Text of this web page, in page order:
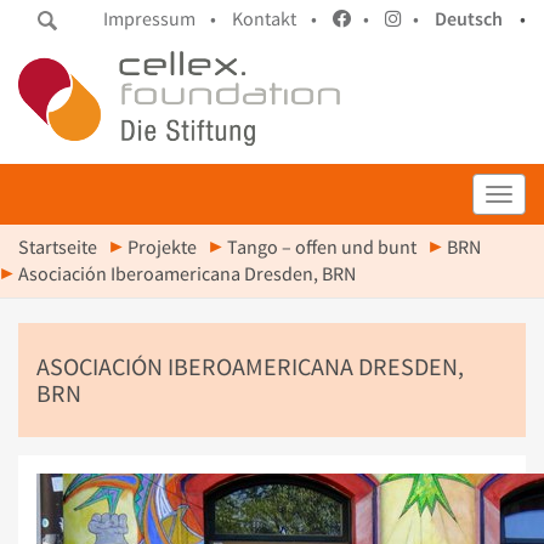
Impressum • Kontakt • • • Deutsch •
Startseite Projekte Tango – offen und bunt
BRN
Asociación Iberoamericana Dresden, BRN
ASOCIACIÓN IBEROAMERICANA DRESDEN,
BRN